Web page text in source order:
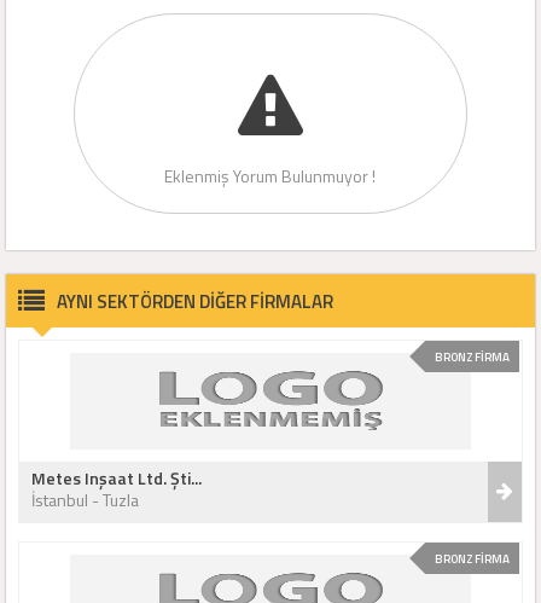
Eklenmiş Yorum Bulunmuyor !
AYNI SEKTÖRDEN DİĞER FİRMALAR
BRONZ FİRMA
Metes Inşaat Ltd. Şti...
İstanbul - Tuzla
BRONZ FİRMA